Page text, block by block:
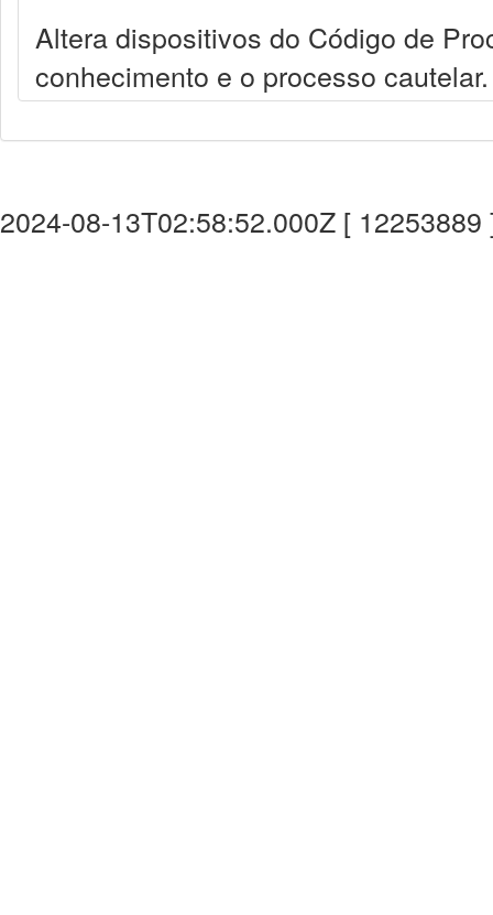
Altera dispositivos do Código de
conhecimento e o processo cautelar.
2024-08-13T02:58:52.000Z [ 12253889